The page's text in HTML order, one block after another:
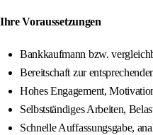
Ihre Voraussetzungen
Bankkaufmann bzw.
Bereitschaft zur
Hohes Engagement,
Selbstständiges Arbeiten,
Schnelle Auffassungsgabe,